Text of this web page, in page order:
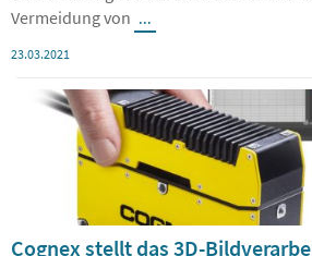
23.03.2021
Cognex stellt das 3D-
Sight® 3D-L4000 vor